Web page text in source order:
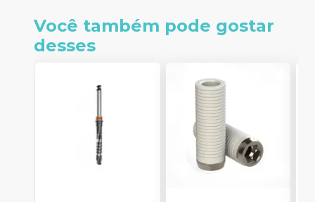
Você também pode gostar
desses